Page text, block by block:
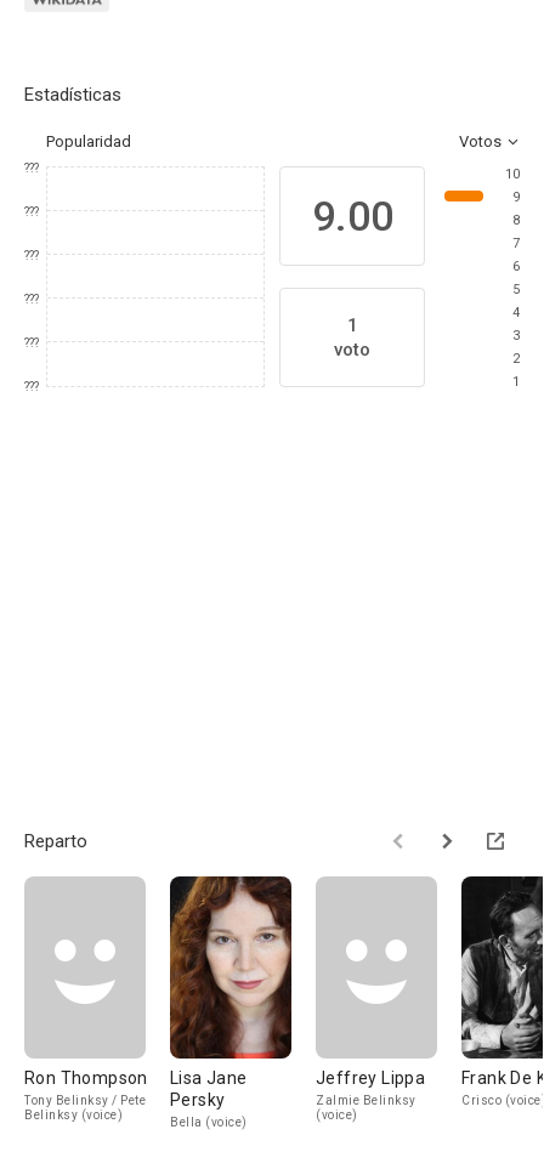
Estadísticas
Popularidad Votos
???
???
???
???
???
???
9.00
1
voto
10
9
8
7
6
5
4
3
2
1
Reparto
Ron Thompson
Tony Belinksy / Pete
Belinksy (voice)
Lisa Jane
Persky
Bella (voice)
Jeffrey Lippa
Zalmie Belinksy
(voice)
Frank De
Crisco